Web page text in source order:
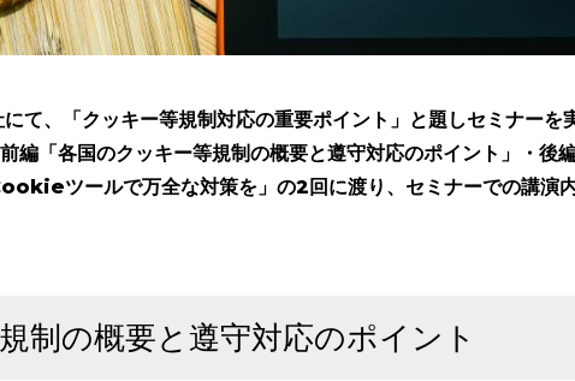
て、「クッキー等規制対応の重要ポイント」と題しセミナーを
編「各国のクッキー等規制の概要と遵守対応のポイント」・後
ツールで万全な対策を」の2回に渡り、セミナーでの講演
制の概要と遵守対応のポイント